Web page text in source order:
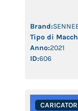
gestione dei
Brand:
Tipo di
Anno:2021
ID:606